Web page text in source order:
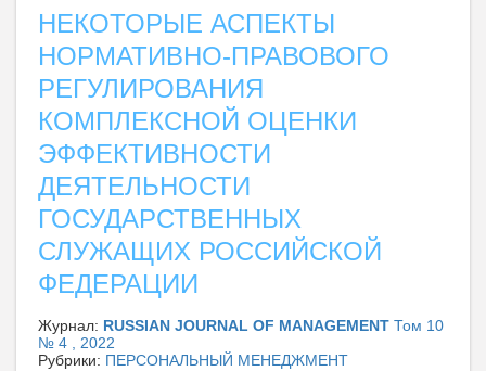
НЕКОТОРЫЕ АСПЕКТЫ
НОРМАТИВНО-ПРАВОВОГО
РЕГУЛИРОВАНИЯ
КОМПЛЕКСНОЙ ОЦЕНКИ
ЭФФЕКТИВНОСТИ
ДЕЯТЕЛЬНОСТИ
ГОСУДАРСТВЕННЫХ
СЛУЖАЩИХ РОССИЙСКОЙ
ФЕДЕРАЦИИ
Журнал: RUSSIAN JOURNAL OF MANAGEMENT Том 10
№ 4 , 2022
Рубрики: ПЕРСОНАЛЬНЫЙ МЕНЕДЖМЕНТ